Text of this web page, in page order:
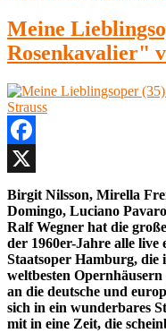
Meine
Rosenkavalier"
Facebook
X
Birgit Nilsson, Mirella
Domingo, Luciano
Ralf Wegner hat die
der 1960er-Jahre alle
Staatsoper Hamburg, die
weltbesten
an die deutsche und
sich in ein wunderbares
mit in eine Zeit, die